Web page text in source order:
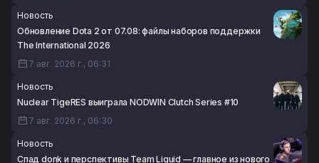
Новость
Обновление Dota 2 от 07.08: файлы наборов поддержки
The International 2026
7 авг. 2026 г., 06:31
Новость
Nuclear TigeRES выиграла NODWIN Clutch Series #10
7 авг. 2026 г., 06:30
Новость
Спад donk и перспективы Team Liquid — главное из нового